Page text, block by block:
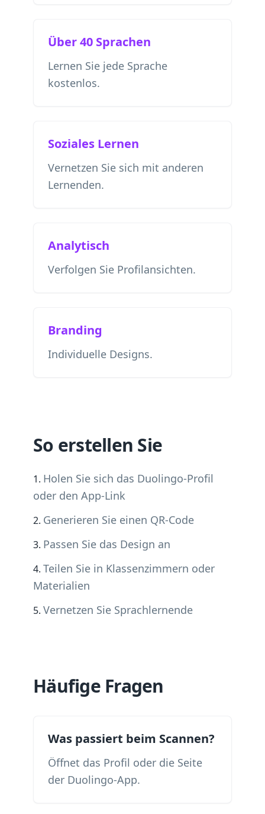
Über 40 Sprachen
Lernen Sie jede Sprache
kostenlos.
Soziales Lernen
Vernetzen Sie sich mit anderen
Lernenden.
Analytisch
Verfolgen Sie Profilansichten.
Branding
Individuelle Designs.
So erstellen Sie
Holen Sie sich das Duolingo-Profil
oder den App-Link
Generieren Sie einen QR-Code
Passen Sie das Design an
Teilen Sie in Klassenzimmern oder
Materialien
Vernetzen Sie Sprachlernende
Häufige Fragen
Was passiert beim Scannen?
Öffnet das Profil oder die Seite
der Duolingo-App.